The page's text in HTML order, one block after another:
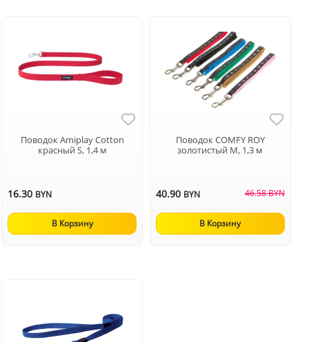
Поводок Amiplay Cotton
красный S, 1,4 м
16.30 BYN
В Корзину
Поводок COMFY ROY
золотистый M, 1,3 м
40.90 BYN 46.58 BYN
В Корзину